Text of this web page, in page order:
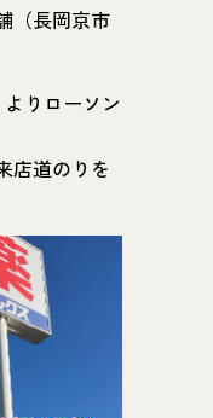
（長岡京市
りローソン
店道のりを